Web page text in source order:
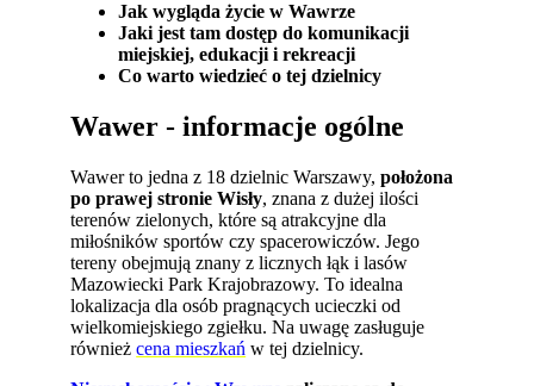
Jak wygląda życie w Wawrze
Jaki jest tam dostęp do komunikacji
miejskiej, edukacji i rekreacji
Co warto wiedzieć o tej dzielnicy
Wawer - informacje ogólne
Wawer to jedna z 18 dzielnic Warszawy,położona
po prawej stronie Wisły, znana z dużej ilości
terenów zielonych, które są atrakcyjne dla
miłośników sportów czy spacerowiczów. Jego
tereny obejmują znany z licznych łąk i lasów
Mazowiecki Park Krajobrazowy. To idealna
lokalizacja dla osób pragnących ucieczki od
wielkomiejskiego zgiełku. Na uwagę zasługuje
równieżcena mieszkań w tej dzielnicy.